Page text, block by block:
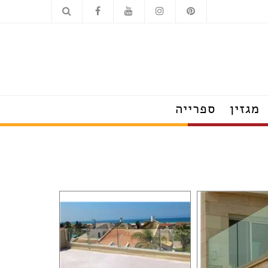
מגזין
פנג שוואי
חדש בעיצוב
טיפים לצרכנות נבונה
תערוכות, חידושים ואירועים
ראיונות אישיים עם מובילי תחום
כשעיצוב וטבע נפגשים
ספרייה